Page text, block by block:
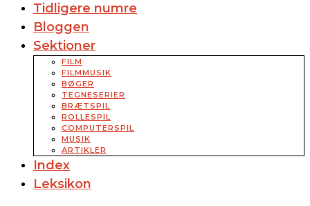
Tidligere numre
Bloggen
Sektioner
FILM
FILMMUSIK
BØGER
TEGNESERIER
BRÆTSPIL
ROLLESPIL
COMPUTERSPIL
MUSIK
ARTIKLER
Index
Leksikon